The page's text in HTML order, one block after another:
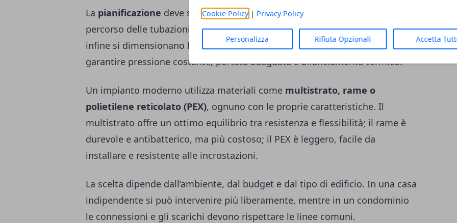
Cookie Policy| Privacy Policy
Personalizza Rifiuta Opzionali Accetta
La pianificazione deve seguire un ordine logico: prima si definisce il
percorso delle tubazioni, poi si stabiliscono i punti acqua e gli scarichi,
infine si dimensionano le linee in base al numero di utenze. L’obiettivo è
garantire pressione costante, portata adeguata e bilanciamento termico.
Un impianto moderno utilizza materiali come multistrato, rame o
polietilene reticolato (PEX), ognuno con le proprie caratteristiche. Il
multistrato offre un ottimo equilibrio tra resistenza e flessibilità; il rame è
durevole e antibatterico, ma più costoso; il PEX è leggero, facile da
installare e resistente alle incrostazioni.
La scelta dipende dall’ambiente, dal budget e dal tipo di edificio. In una casa
indipendente si può intervenire più liberamente, mentre in un condominio
le connessioni e gli scarichi devono rispettare le linee comuni.